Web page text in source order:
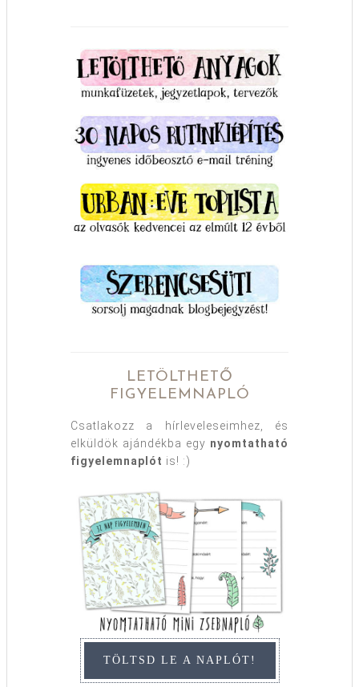
LETÖLTHETŐ
FIGYELEMNAPLÓ
Csatlakozz a hírleveleseimhez, és
elküldök ajándékba egy nyomtatható
figyelemnaplót is! :)
TÖLTSD LE A NAPLÓT!